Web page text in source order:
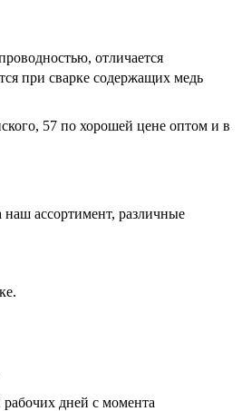
отличается
при сварке содержащих медь
57 по хорошей цене оптом и в
ассортимент, различные
дней с момента